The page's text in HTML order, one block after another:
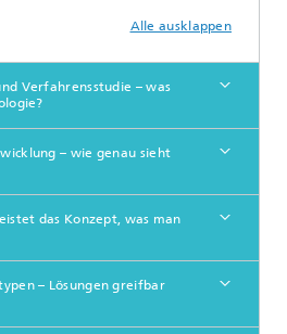
Alle ausklappen
Verfahrensstudie – was
– wie genau sieht
das Konzept, was man
– Lösungen greifbar